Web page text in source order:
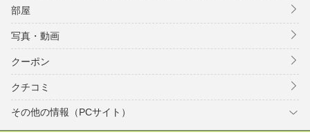
部屋
写真・動画
クーポン
クチコミ
その他の情報（PCサイト）